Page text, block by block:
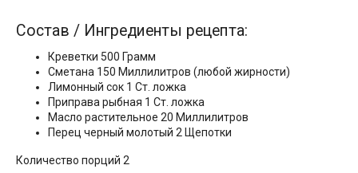
Состав / Ингредиенты рецепта:
Креветки 500 Грамм
Сметана 150 Миллилитров (любой жирности)
Лимонный сок 1 Ст. ложка
Приправа рыбная 1 Ст. ложка
Масло растительное 20 Миллилитров
Перец черный молотый 2 Щепотки
Количество порций 2